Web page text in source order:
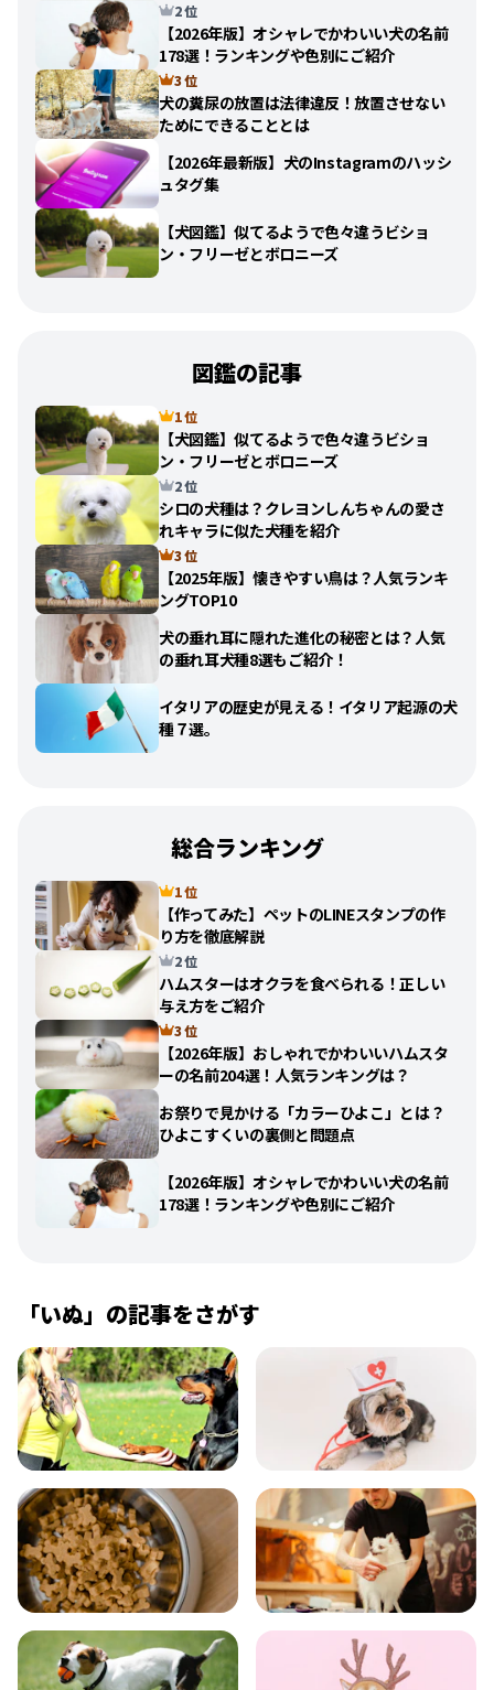
2 位
【2026年版】オシャレでかわいい犬の名前
178選！ランキングや色別にご紹介
3 位
犬の糞尿の放置は法律違反！放置させない
ためにできることとは
【2026年最新版】犬のInstagramのハッシ
ュタグ集
【犬図鑑】似てるようで色々違うビショ
ン・フリーゼとボロニーズ
図鑑の記事
1 位
【犬図鑑】似てるようで色々違うビショ
ン・フリーゼとボロニーズ
2 位
シロの犬種は？クレヨンしんちゃんの愛さ
れキャラに似た犬種を紹介
3 位
【2025年版】懐きやすい鳥は？人気ランキ
ングTOP10
犬の垂れ耳に隠れた進化の秘密とは？人気
の垂れ耳犬種8選もご紹介！
イタリアの歴史が見える！イタリア起源の犬
種７選。
総合ランキング
1 位
【作ってみた】ペットのLINEスタンプの作
り方を徹底解説
2 位
ハムスターはオクラを食べられる！正しい
与え方をご紹介
3 位
【2026年版】おしゃれでかわいいハムスタ
ーの名前204選！人気ランキングは？
お祭りで見かける「カラーひよこ」とは？
ひよこすくいの裏側と問題点
【2026年版】オシャレでかわいい犬の名前
178選！ランキングや色別にご紹介
「いぬ」の記事をさがす
飼い方 健康
食事 お手入れ